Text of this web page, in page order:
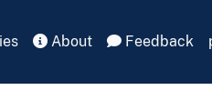
About Feedback